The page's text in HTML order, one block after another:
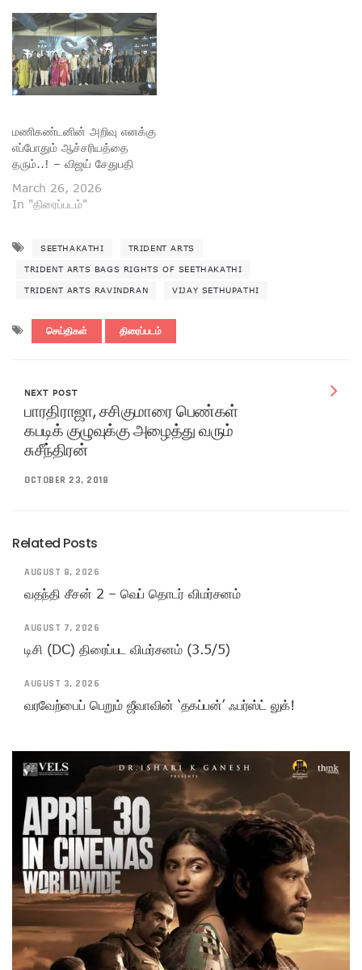
மணிகண்டனின் அறிவு எனக்கு
எப்போதும் ஆச்சரியத்தை
தரும்..! – விஜய் சேதுபதி
March 26, 2026
In "திரைப்படம்"
SEETHAKATHI TRIDENT ARTS
TRIDENT ARTS BAGS RIGHTS OF SEETHAKATHI
TRIDENT ARTS RAVINDRAN VIJAY SETHUPATHI
செய்திகள் திரைப்படம்
NEXT POST
பாரதிராஜா, சசிகுமாரை பெண்கள்
கபடிக் குழுவுக்கு அழைத்து வரும்
சுசீந்திரன்
OCTOBER 23, 2018
Related Posts
AUGUST 8, 2026
வதந்தி சீசன் 2 – வெப் தொடர் விமர்சனம்
AUGUST 7, 2026
டிசி (DC) திரைப்பட விமர்சனம் (3.5/5)
AUGUST 3, 2026
வரவேற்பைப் பெறும் ஜீவாவின் ‘தகப்பன்’ ஃபர்ஸ்ட் லுக்!